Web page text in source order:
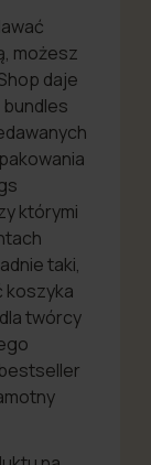
możesz
daje
bundles
którymi
taki,
koszyka
twórcy